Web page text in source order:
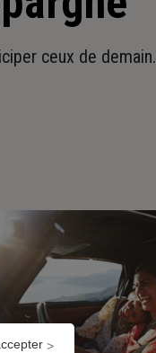
ceux de demain.